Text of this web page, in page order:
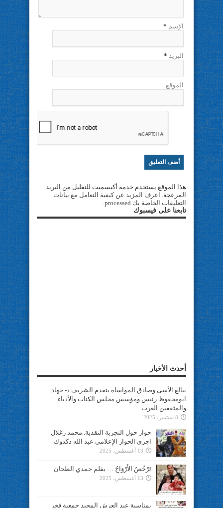
الإسم *
البريد *
الموقع
هذا الموقع يستخدم خدمة أكيسميت للتقليل من البريد
المزعجة. اعرف المزيد عن كيفية التعامل مع بيانات
التعليقات الخاصة بك processed
.
تابعنا على فيسبوك
أحدث الأخبار
ببالغ الأسى وصادق المواساة يتقدم الشريف د- جهاد
ابومحفوظ رئيس ومؤسس مجلس الكتاب والأدباء
والمثقفين العرب
8 سبتمبر، 2025
حوار حول التجربة النقدية..محمد زغلال
اجرى الحوار الإعلامي عبد الله دكدوك
13 أغسطس، 2025
تَرْخُصُ الأَرْوَاحُ … بقلم حمدي الطحان
13 أغسطس، 2025
بمناسبة عيد العرش المجيد جمعية فخر